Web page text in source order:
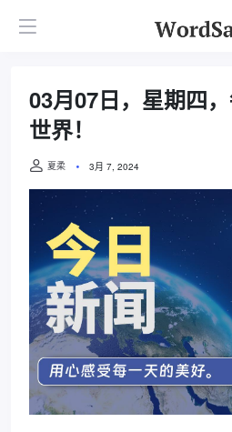
03月07日，星期四
世界！
夏柔 3月 7, 2024